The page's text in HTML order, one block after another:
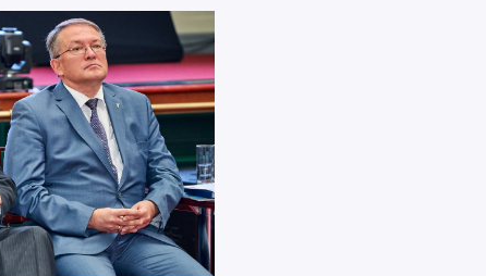
АНО «Локомотивы роста»
Кредитное рейтинговое агентство
РА»
Национальное бюро кредитных историй
(НБКИ)
НОВАК
Портал DA "Реализация непрофильных и
залоговых активов"